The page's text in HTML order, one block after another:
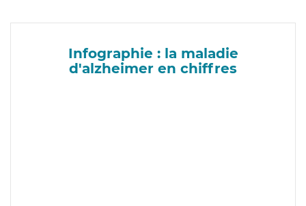
Infographie : la maladie
d'alzheimer en chiffres